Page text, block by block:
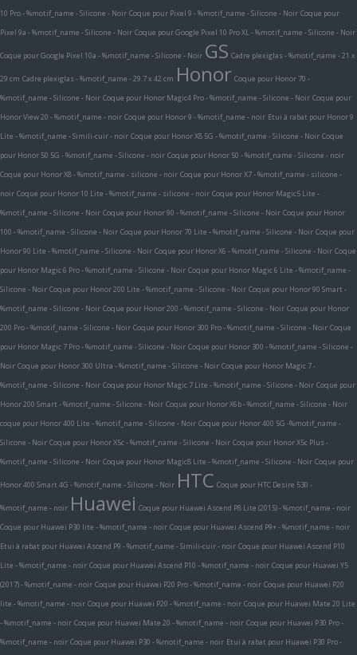
10 Pro - %motif_name - Silicone - Noir Coque pour Pixel 9 - %motif_name - Silicone - Noir Coque pour
Pixel 9a - %motif_name - Silicone - Noir Coque pour Google Pixel 10 Pro XL - %motif_name - Silicone - Noir
Coque pour Google Pixel 10a - %motif_name - Silicone - Noir GS Cadre plexiglas - %motif_name - 21 x
29 cm Cadre plexiglas - %motif_name - 29.7 x 42 cm Honor Coque pour Honor 70 -
%motif_name - Silicone - Noir Coque pour Honor Magic4 Pro - %motif_name - Silicone - Noir Coque pour
Honor View 20 - %motif_name - noir Coque pour Honor 9 - %motif_name - noir Etui à rabat pour Honor 9
Lite - %motif_name - Simili-cuir - noir Coque pour Honor X8 5G - %motif_name - Silicone - Noir Coque
pour Honor 50 5G - %motif_name - Silicone - noir Coque pour Honor 50 - %motif_name - Silicone - noir
Coque pour Honor X8 - %motif_name - silicone - noir Coque pour Honor X7 - %motif_name - silicone -
noir Coque pour Honor 10 Lite - %motif_name - silicone - noir Coque pour Honor Magic5 Lite -
%motif_name - Silicone - Noir Coque pour Honor 90 - %motif_name - Silicone - Noir Coque pour Honor
100 - %motif_name - Silicone - Noir Coque pour Honor 70 Lite - %motif_name - Silicone - Noir Coque pour
Honor 90 Lite - %motif_name - Silicone - Noir Coque pour Honor X6 - %motif_name - Silicone - Noir Coque
pour Honor Magic 6 Pro - %motif_name - Silicone - Noir Coque pour Honor Magic 6 Lite - %motif_name -
Silicone - Noir Coque pour Honor 200 Lite - %motif_name - Silicone - Noir Coque pour Honor 90 Smart -
%motif_name - Silicone - Noir Coque pour Honor 200 - %motif_name - Silicone - Noir Coque pour Honor
200 Pro - %motif_name - Silicone - Noir Coque pour Honor 300 Pro - %motif_name - Silicone - Noir Coque
pour Honor Magic 7 Pro - %motif_name - Silicone - Noir Coque pour Honor 300 - %motif_name - Silicone -
Noir Coque pour Honor 300 Ultra - %motif_name - Silicone - Noir Coque pour Honor Magic 7 -
%motif_name - Silicone - Noir Coque pour Honor Magic 7 Lite - %motif_name - Silicone - Noir Coque pour
Honor 200 Smart - %motif_name - Silicone - Noir Coque pour Honor X6b - %motif_name - Silicone - Noir
coque pour Honor 400 Lite - %motif_name - Silicone - Noir Coque pour Honor 400 5G -%motif_name -
Silicone - Noir Coque pour Honor X5c - %motif_name - Silicone - Noir Coque pour Honor X5c Plus -
%motif_name - Silicone - Noir Coque pour Honor Magic8 Lite - %motif_name - Silicone - Noir Coque pour
Honor 400 Smart 4G - %motif_name - Silicone - Noir HTC Coque pour HTC Desire 530 -
%motif_name - noir Huawei Coque pour Huawei Ascend P8 Lite (2015) - %motif_name - noir
Coque pour Huawei P30 lite - %motif_name - noir Coque pour Huawei Ascend P9+ - %motif_name - noir
Etui à rabat pour Huawei Ascend P9 - %motif_name - Simili-cuir - noir Coque pour Huawei Ascend P10
Lite - %motif_name - noir Coque pour Huawei Ascend P10 - %motif_name - noir Coque pour Huawei Y5
(2017) - %motif_name - noir Coque pour Huawei P20 Pro - %motif_name - noir Coque pour Huawei P20
lite - %motif_name - noir Coque pour Huawei P20 - %motif_name - noir Coque pour Huawei Mate 20 Lite
- %motif_name - noir Coque pour Huawei Mate 20 - %motif_name - noir Coque pour Huawei P30 Pro -
%motif_name - noir Coque pour Huawei P30 - %motif_name - noir Etui à rabat pour Huawei P30 Pro -